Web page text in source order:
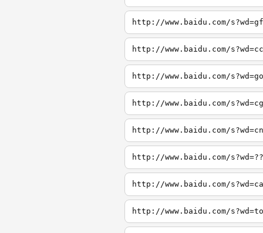
http://www.baidu.com/
http://www.baidu.com/
http://www.baidu.com/
http://www.baidu.com/
http://www.baidu.com/
http://www.baidu.com/
http://www.baidu.com/
http://www.baidu.com/